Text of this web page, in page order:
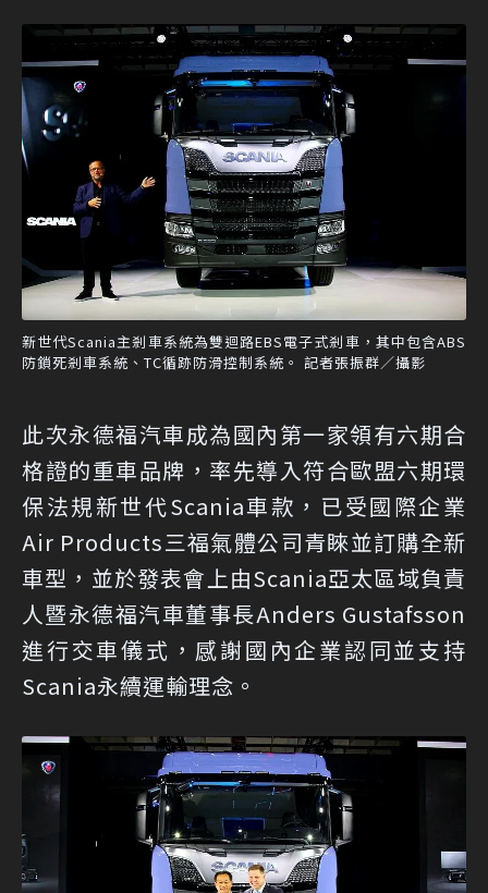
新世代Scania主剎車系統為雙迴路EBS電子式剎車，其中包含ABS
防鎖死剎車系統、TC循跡防滑控制系統。 記者張振群／攝影
此次永德福汽車成為國內第一家領有六期合
格證的重車品牌，率先導入符合歐盟六期環
保法規新世代Scania車款，已受國際企業
Air Products三福氣體公司青睞並訂購全新
車型，並於發表會上由Scania亞太區域負責
人暨永德福汽車董事長Anders Gustafsson
進行交車儀式，感謝國內企業認同並支持
Scania永續運輸理念。